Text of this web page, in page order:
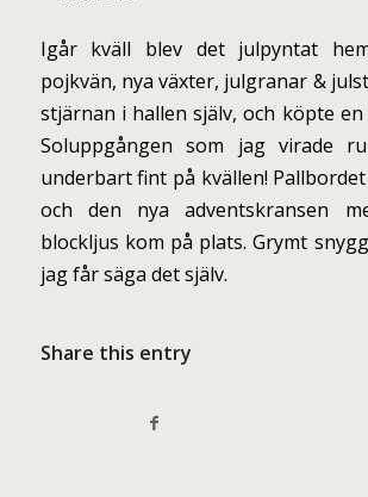
Igår kväll blev det julpyntat
pojkvän, nya växter, julgranar &
stjärnan i hallen själv, och köpte
Soluppgången som jag virade
underbart fint på kvällen!
och den nya adventskransen
blockljus kom på plats. Grymt
jag får säga det själv.
Share this entry